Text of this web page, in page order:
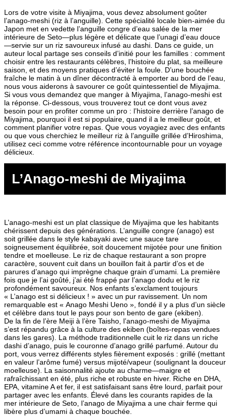
Lors de votre visite à Miyajima, vous devez absolument goûter
l’anago-meshi (riz à l’anguille). Cette spécialité locale bien-aimée du
Japon met en vedette l’anguille congre d’eau salée de la mer
intérieure de Seto—plus légère et délicate que l’unagi d’eau douce
—servie sur un riz savoureux infusé au dashi. Dans ce guide, un
auteur local partage ses conseils d’initié pour les familles : comment
choisir entre les restaurants célèbres, l’histoire du plat, sa meilleure
saison, et des moyens pratiques d’éviter la foule. D’une bouchée
fraîche le matin à un dîner décontracté à emporter au bord de l’eau,
nous vous aiderons à savourer ce goût quintessentiel de Miyajima.
Si vous vous demandez que manger à Miyajima, l’anago-meshi est
la réponse. Ci-dessous, vous trouverez tout ce dont vous avez
besoin pour en profiter comme un pro : l’histoire derrière l’anago de
Miyajima, pourquoi il est si populaire, quand il a le meilleur goût, et
comment planifier votre repas. Que vous voyagiez avec des enfants
ou que vous cherchiez le meilleur riz à l’anguille grillée d’Hiroshima,
utilisez ceci comme votre référence incontournable pour un voyage
délicieux.
L’Anago-meshi de Miyajima
L’anago-meshi est un plat classique de Miyajima que les habitants
chérissent depuis des générations. L’anguille congre (anago) est
soit grillée dans le style kabayaki avec une sauce tare
soigneusement équilibrée, soit doucement mijotée pour une finition
tendre et moelleuse. Le riz de chaque restaurant a son propre
caractère, souvent cuit dans un bouillon fait à partir d’os et de
parures d’anago qui imprègne chaque grain d’umami. La première
fois que je l’ai goûté, j’ai été frappé par l’anago dodu et le riz
profondément savoureux. Nos enfants s’exclament toujours
« L’anago est si délicieux ! » avec un pur ravissement. Un nom
remarquable est « Anago Meshi Ueno », fondé il y a plus d’un siècle
et célèbre dans tout le pays pour son bento de gare (ekiben).
De la fin de l’ère Meiji à l’ère Taisho, l’anago-meshi de Miyajima
s’est répandu grâce à la culture des ekiben (boîtes-repas vendues
dans les gares). La méthode traditionnelle cuit le riz dans un riche
dashi d’anago, puis le couronne d’anago grillé parfumé. Autour du
port, vous verrez différents styles fièrement exposés : grillé (mettant
en valeur l’arôme fumé) versus mijoté/vapeur (soulignant la douceur
moelleuse). La saisonnalité ajoute au charme—maigre et
rafraîchissant en été, plus riche et robuste en hiver. Riche en DHA,
EPA, vitamine A et fer, il est satisfaisant sans être lourd, parfait pour
partager avec les enfants. Élevé dans les courants rapides de la
mer intérieure de Seto, l’anago de Miyajima a une chair ferme qui
libère plus d’umami à chaque bouchée.